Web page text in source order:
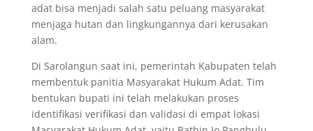
adat bisa menjadi salah satu peluang masyarakat
menjaga hutan dan lingkungannya dari kerusakan
alam.
Di Sarolangun saat ini, pemerintah Kabupaten telah
membentuk panitia Masyarakat Hukum Adat. Tim
bentukan bupati ini telah melakukan proses
identifikasi verifikasi dan validasi di empat lokasi